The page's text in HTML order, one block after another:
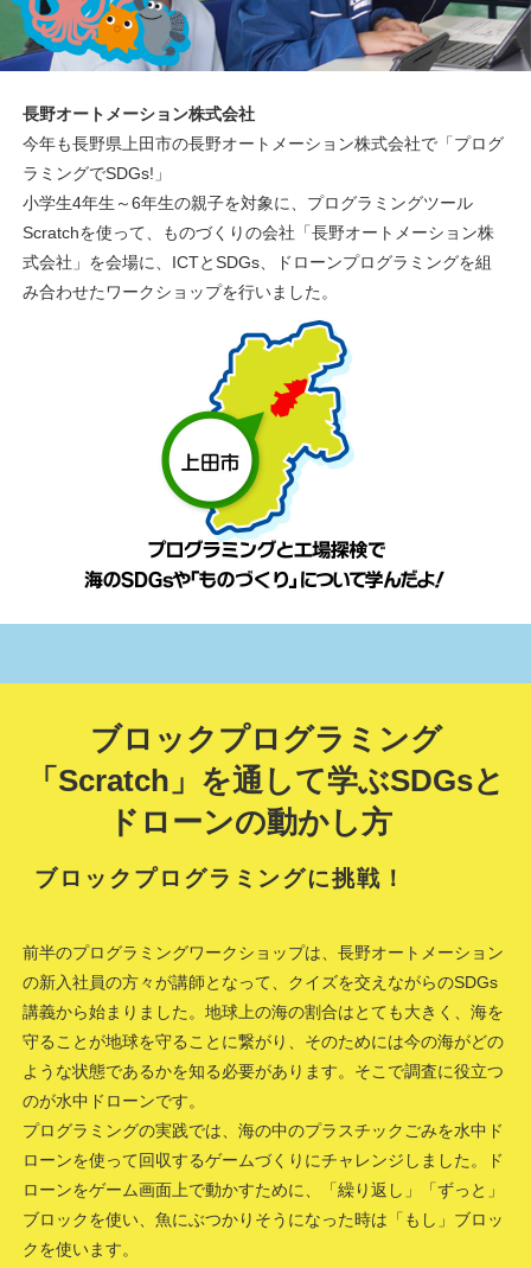
長野オートメーション株式会社
今年も長野県上田市の長野オートメーション株式会社で「プログ
ラミングでSDGs!」
小学生4年生～6年生の親子を対象に、プログラミングツール
Scratchを使って、ものづくりの会社「長野オートメーション株
式会社」を会場に、ICTとSDGs、ドローンプログラミングを組
み合わせたワークショップを行いました。
ブロックプログラミング
「Scratch」を通して学ぶSDGsと
ドローンの動かし方
ブロックプログラミングに挑戦！
前半のプログラミングワークショップは、長野オートメーション
の新入社員の方々が講師となって、クイズを交えながらのSDGs
講義から始まりました。地球上の海の割合はとても大きく、海を
守ることが地球を守ることに繋がり、そのためには今の海がどの
ような状態であるかを知る必要があります。そこで調査に役立つ
のが水中ドローンです。
プログラミングの実践では、海の中のプラスチックごみを水中ド
ローンを使って回収するゲームづくりにチャレンジしました。ド
ローンをゲーム画面上で動かすために、「繰り返し」「ずっと」
ブロックを使い、魚にぶつかりそうになった時は「もし」ブロッ
クを使います。